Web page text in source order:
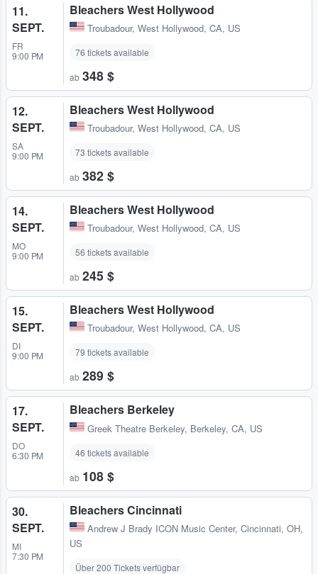
11.
SEPT.
FR
9:00 PM
Bleachers West Hollywood
Troubadour, West Hollywood, CA, US
76 tickets available
ab 348 $
12.
SEPT.
SA
9:00 PM
Bleachers West Hollywood
Troubadour, West Hollywood, CA, US
73 tickets available
ab 382 $
14.
SEPT.
MO
9:00 PM
Bleachers West Hollywood
Troubadour, West Hollywood, CA, US
56 tickets available
ab 245 $
15.
SEPT.
DI
9:00 PM
Bleachers West Hollywood
Troubadour, West Hollywood, CA, US
79 tickets available
ab 289 $
17.
SEPT.
DO
6:30 PM
Bleachers Berkeley
Greek Theatre Berkeley, Berkeley, CA, US
46 tickets available
ab 108 $
30.
SEPT.
MI
7:30 PM
Bleachers Cincinnati
Andrew J Brady ICON Music Center, Cincinnati, OH,
US
Über 200 Tickets verfügbar